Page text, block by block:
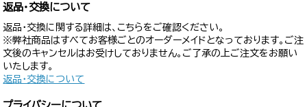
返品・交換について
返品・交換に関する詳細は、こちらをご確認ください。
※弊社商品はすべてお客様ごとのオーダーメイドとなっております。ご注
文後のキャンセルはお受けしておりません。ご了承の上ご注文をお願い
いたします。
返品・交換について